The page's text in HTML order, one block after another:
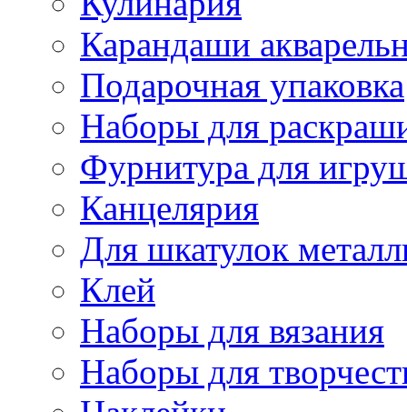
Карандаши
Подарочная упаковка
Наборы для
Фурнитура для
Канцелярия
Для шкатулок
Клей
Наборы для вязания
Наборы для